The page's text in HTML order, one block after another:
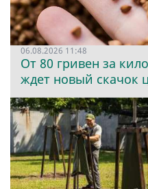
06.08.2026 11:48
От 80 гривен за
ждет новый скачок